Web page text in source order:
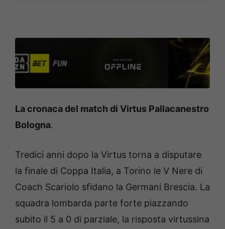
La cronaca del match di Virtus Pallacanestro
Bologna.
Tredici anni dopo la Virtus torna a disputare
la finale di Coppa Italia, a Torino le V Nere di
Coach Scariolo sfidano la Germani Brescia. La
squadra lombarda parte forte piazzando
subito il 5 a 0 di parziale, la risposta virtussina